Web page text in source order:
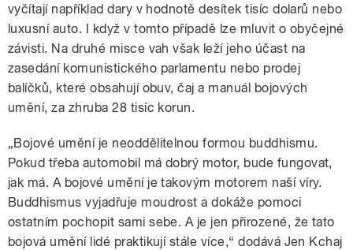
vyčítají například dary v hodnotě desítek tisíc dolarů nebo
luxusní auto. I když v tomto případě lze mluvit o obyčejné
závisti. Na druhé misce vah však leží jeho účast na
zasedání komunistického parlamentu nebo prodej
balíčků, které obsahují obuv, čaj a manuál bojových
umění, za zhruba 28 tisíc korun.
„Bojové umění je neoddělitelnou formou buddhismu.
Pokud třeba automobil má dobrý motor, bude fungovat,
jak má. A bojové umění je takovým motorem naší víry.
Buddhismus vyjadřuje moudrost a dokáže pomoci
ostatním pochopit sami sebe. A je jen přirozené, že tato
bojová umění lidé praktikují stále více,“ dodává Jen Kchaj